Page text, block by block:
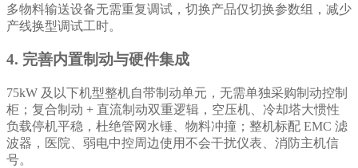
多物料输送设备无需重复调试，切换产品仅切换参数组，减少
产线换型调试工时。
4. 完善内置制动与硬件集成
75kW 及以下机型整机自带制动单元，无需单独采购制动控制
柜；复合制动 + 直流制动双重逻辑，空压机、冷却塔大惯性
负载停机平稳，杜绝管网水锤、物料冲撞；整机标配 EMC 滤
波器，医院、弱电中控周边使用不会干扰仪表、消防主机信
号。